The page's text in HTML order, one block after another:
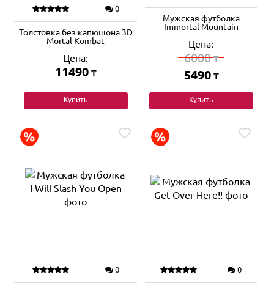
0
Толстовка без капюшона 3D
Mortal Kombat
Цена:
11490 ₸
Купить
Мужская футболка
Immortal Mountain
Цена:
6000₸
5490 ₸
Купить
0 0